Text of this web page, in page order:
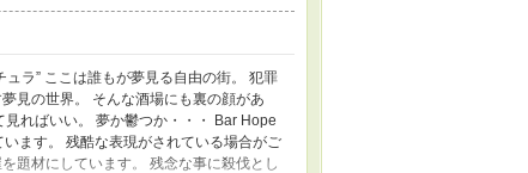
ラ” ここは誰もが夢見る自由の街。 犯罪
見の世界。 そんな酒場にも裏の顔があ
ればいい。 夢か鬱つか・・・ Bar Hope
残酷な表現がされている場合がご
題材にしています。 残念な事に殺伐とし